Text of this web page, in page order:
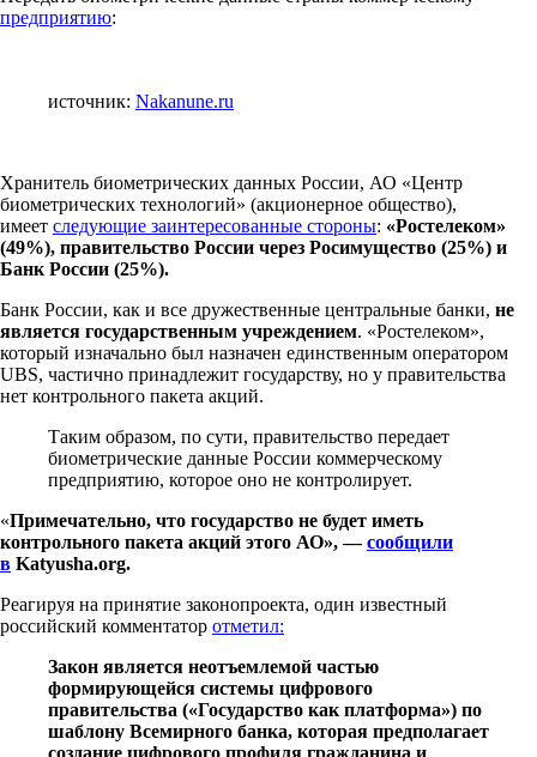
предприятию:
источник: Nakanune.ru
Хранитель биометрических данных России, АО «Центр
биометрических технологий» (акционерное общество),
имеет следующие заинтересованные стороны: «Ростелеком»
(49%), правительство России через Росимущество (25%) и
Банк России (25%).
Банк России, как и все дружественные центральные банки, не
является государственным учреждением. «Ростелеком»,
который изначально был назначен единственным оператором
UBS, частично принадлежит государству, но у правительства
нет контрольного пакета акций.
Таким образом, по сути, правительство передает
биометрические данные России коммерческому
предприятию, которое оно не контролирует.
«Примечательно, что государство не будет иметь
контрольного пакета акций этого АО», —сообщили
в Katyusha.org.
Реагируя на принятие законопроекта, один известный
российский комментатор отметил:
Закон является неотъемлемой частью
формирующейся системы цифрового
правительства («Государство как платформа») по
шаблону Всемирного банка, которая предполагает